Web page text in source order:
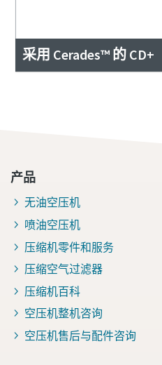
采用 Cerades™ 的 CD+
产品
无油空压机
喷油空压机
压缩机零件和服务
压缩空气过滤器
压缩机百科
空压机整机咨询
空压机售后与配件咨询